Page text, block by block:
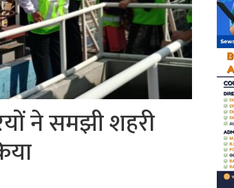
ने समझी शहरी